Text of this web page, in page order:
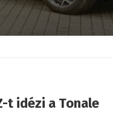
t idézi a Tonale